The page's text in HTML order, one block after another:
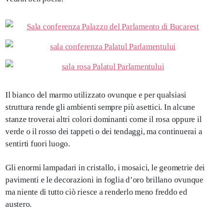
Il bianco del marmo utilizzato ovunque e per qualsiasi
struttura rende gli ambienti sempre più asettici. In alcune
stanze troverai altri colori dominanti come il rosa oppure il
verde o il rosso dei tappeti o dei tendaggi, ma continuerai a
sentirti fuori luogo.
Gli enormi lampadari in cristallo, i mosaici, le geometrie dei
pavimenti e le decorazioni in foglia d’oro brillano ovunque
ma niente di tutto ciò riesce a renderlo meno freddo ed
austero.